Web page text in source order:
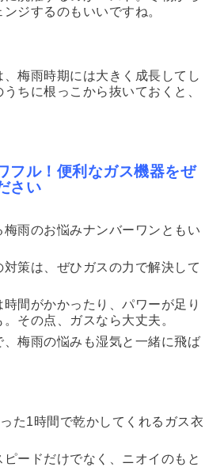
ジするのもいいですね。
梅雨時期には大きく成長してし
ちに根っこから抜いておくと、
フル！便利なガス機器をぜ
さい
雨のお悩みナンバーワンともい
策は、ぜひガスの力で解決して
間がかかったり、パワーが足り
その点、ガスなら大丈夫。
梅雨の悩みも湿気と一緒に飛ば
た1時間で乾かしてくれるガス衣
ードだけでなく、ニオイのもと